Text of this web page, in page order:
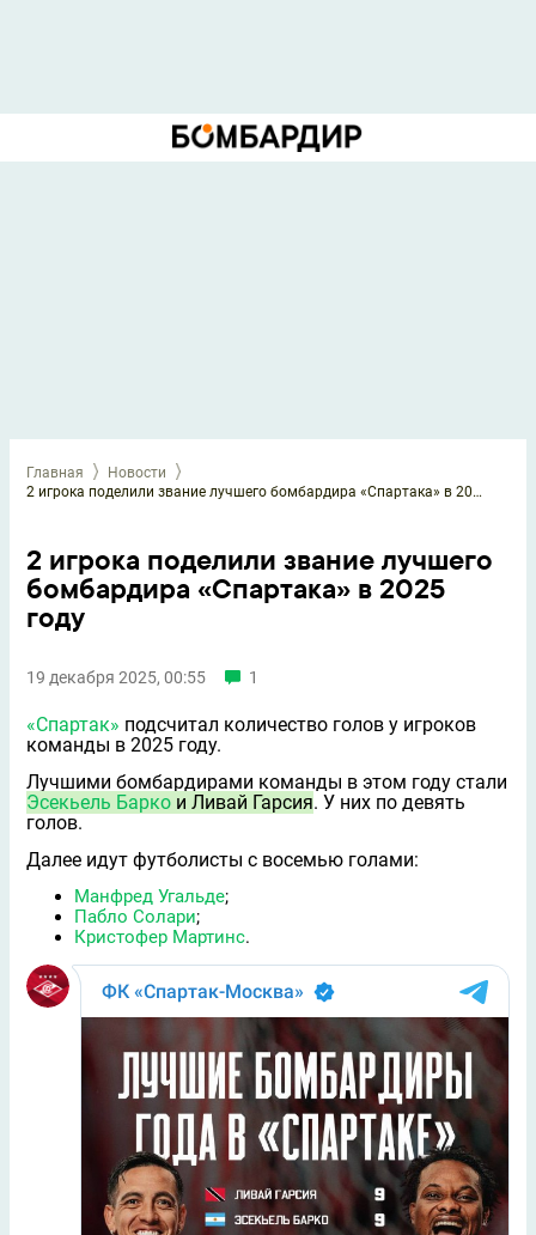
Главная
Новости
2 игрока поделили звание лучшего бомбардира «Спартака» в 2025 году
2 игрока поделили звание лучшего
бомбардира «Спартака» в 2025
году
19 декабря 2025, 00:55 1
«Спартак» подсчитал количество голов у игроков
команды в 2025 году.
Лучшими бомбардирами команды в этом году стали
Эсекьель Барко и Ливай Гарсия. У них по девять
голов.
Далее идут футболисты с восемью голами:
Манфред Угальде;
Пабло Солари;
Кристофер Мартинс.